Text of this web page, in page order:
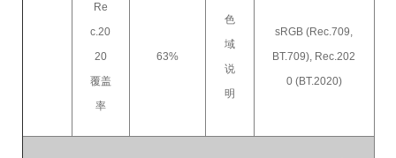
Re
c.20
20
覆盖
率
63%
色
域
说
明
sRGB (Rec.709,
BT.709), Rec.202
0 (BT.2020)